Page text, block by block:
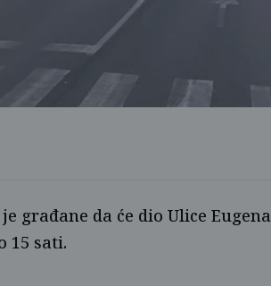
građane da će dio Ulice Eugena
15 sati.